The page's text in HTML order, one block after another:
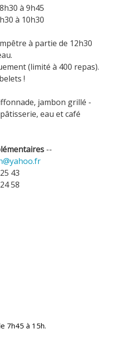
à 9h45
à 10h30
à partie de 12h30
(limité à 400 repas).
!
jambon grillé -
eau et café
--
43
58
7h45 à 15h.